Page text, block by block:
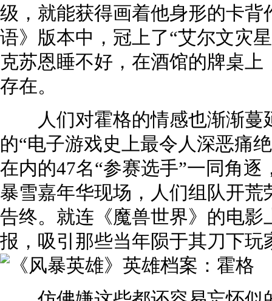
级，就能获得画着他身形的卡
语》版本中，冠上了“艾尔文灾
克苏恩睡不好，在酒馆的牌桌
存在。
人们对霍格的情感也渐渐蔓
的“电子游戏史上最令人深恶痛
在内的47名“参赛选手”一同角逐
暴雪嘉年华现场，人们组队开
告终。就连《魔兽世界》的电
报，吸引那些当年陨于其刀下玩